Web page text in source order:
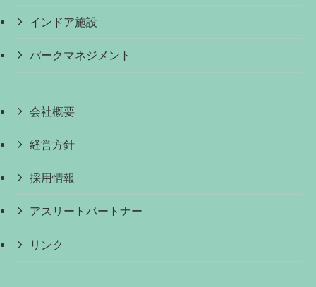
インドア施設
パークマネジメント
会社概要
経営方針
採用情報
アスリートパートナー
リンク